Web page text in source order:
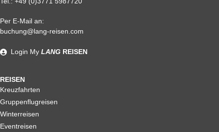
Alle weiteren Stronierungsbedingungen entnehmen Sie bitte
unseren AGB. Wir empfehlen Ihnen den Abschluss einer
Reiserücktrittskostenversicherung
Per E-Mail an:
buchung@lang-reisen.com
REISEN
Kreuzfahrten
Gruppenflugreisen
Winterreisen
Eventreisen
Login My LANG REISEN